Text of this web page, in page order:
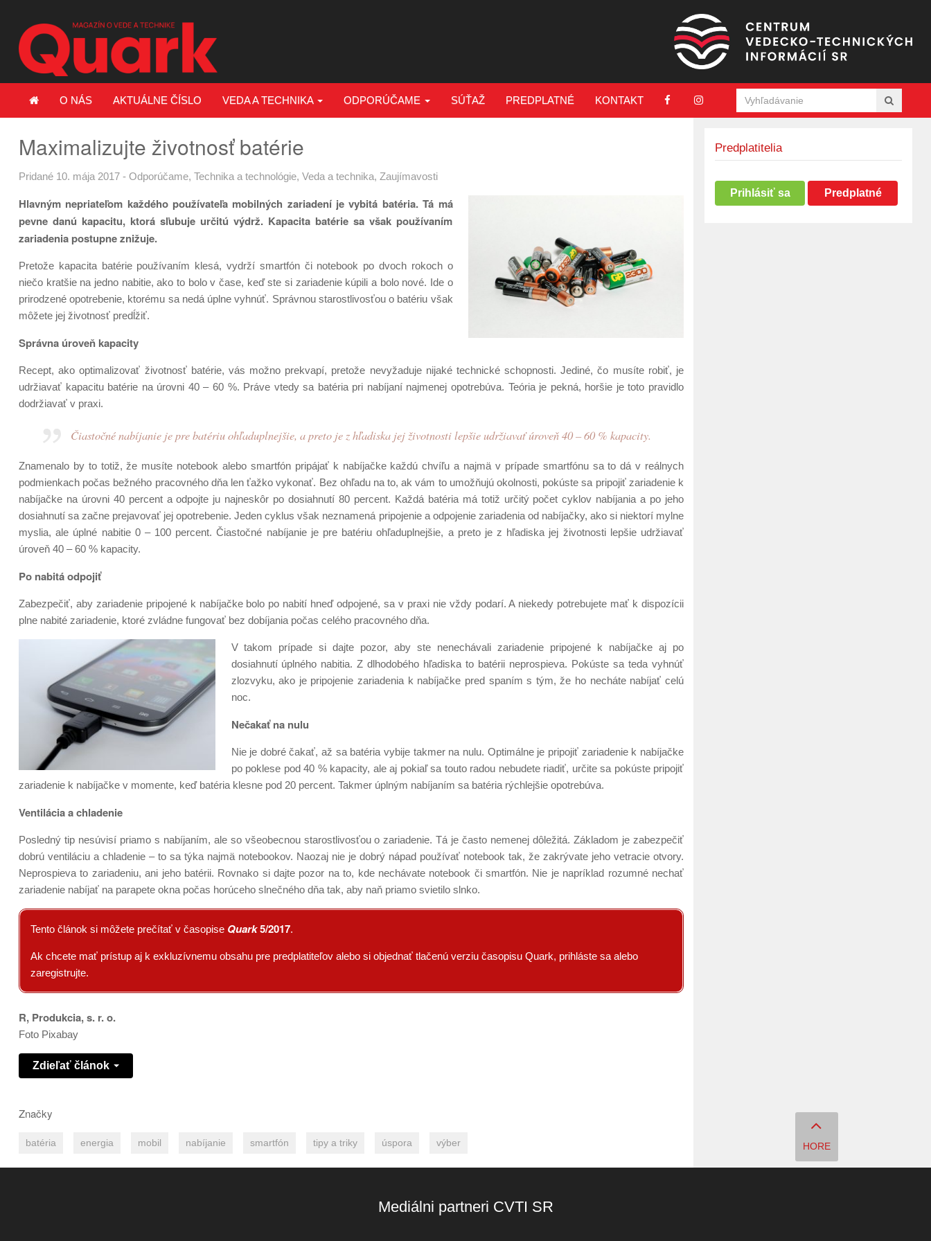
O NÁS AKTUÁLNE ČÍSLO VEDA A TECHNIKA ODPORÚČAME SÚŤAŽ PREDPLATNÉ KONTAKT
Maximalizujte životnosť batérie
Pridané 10. mája 2017 - Odporúčame, Technika a technológie, Veda a technika, Zaujímavosti
Hlavným nepriateľom každého používateľa mobilných zariadení je vybitá batéria. Tá má
pevne danú kapacitu, ktorá sľubuje určitú výdrž. Kapacita batérie sa však používaním
zariadenia postupne znižuje.
Pretože kapacita batérie používaním klesá, vydrží smartfón či notebook po dvoch rokoch o
niečo kratšie na jedno nabitie, ako to bolo v čase, keď ste si zariadenie kúpili a bolo nové. Ide o
prirodzené opotrebenie, ktorému sa nedá úplne vyhnúť. Správnou starostlivosťou o batériu však
môžete jej životnosť predĺžiť.
Správna úroveň kapacity
Recept, ako optimalizovať životnosť batérie, vás možno prekvapí, pretože nevyžaduje nijaké technické schopnosti. Jediné, čo musíte robiť, je
udržiavať kapacitu batérie na úrovni 40 – 60 %. Práve vtedy sa batéria pri nabíjaní najmenej opotrebúva. Teória je pekná, horšie je toto pravidlo
dodržiavať v praxi.
Čiastočné nabíjanie je pre batériu ohľaduplnejšie, a preto je z hľadiska jej životnosti lepšie udržiavať úroveň 40 – 60 % kapacity.
Znamenalo by to totiž, že musíte notebook alebo smartfón pripájať k nabíjačke každú chvíľu a najmä v prípade smartfónu sa to dá v reálnych
podmienkach počas bežného pracovného dňa len ťažko vykonať. Bez ohľadu na to, ak vám to umožňujú okolnosti, pokúste sa pripojiť zariadenie k
nabíjačke na úrovni 40 percent a odpojte ju najneskôr po dosiahnutí 80 percent. Každá batéria má totiž určitý počet cyklov nabíjania a po jeho
dosiahnutí sa začne prejavovať jej opotrebenie. Jeden cyklus však neznamená pripojenie a odpojenie zariadenia od nabíjačky, ako si niektorí mylne
myslia, ale úplné nabitie 0 – 100 percent. Čiastočné nabíjanie je pre batériu ohľaduplnejšie, a preto je z hľadiska jej životnosti lepšie udržiavať
úroveň 40 – 60 % kapacity.
Po nabitá odpojiť
Zabezpečiť, aby zariadenie pripojené k nabíjačke bolo po nabití hneď odpojené, sa v praxi nie vždy podarí. A niekedy potrebujete mať k dispozícii
plne nabité zariadenie, ktoré zvládne fungovať bez dobíjania počas celého pracovného dňa.
V takom prípade si dajte pozor, aby ste nenechávali zariadenie pripojené k nabíjačke aj po
dosiahnutí úplného nabitia. Z dlhodobého hľadiska to batérii neprospieva. Pokúste sa teda vyhnúť
zlozvyku, ako je pripojenie zariadenia k nabíjačke pred spaním s tým, že ho necháte nabíjať celú
noc.
Nečakať na nulu
Nie je dobré čakať, až sa batéria vybije takmer na nulu. Optimálne je pripojiť zariadenie k nabíjačke
po poklese pod 40 % kapacity, ale aj pokiaľ sa touto radou nebudete riadiť, určite sa pokúste pripojiť
zariadenie k nabíjačke v momente, keď batéria klesne pod 20 percent. Takmer úplným nabíjaním sa batéria rýchlejšie opotrebúva.
Ventilácia a chladenie
Posledný tip nesúvisí priamo s nabíjaním, ale so všeobecnou starostlivosťou o zariadenie. Tá je často nemenej dôležitá. Základom je zabezpečiť
dobrú ventiláciu a chladenie – to sa týka najmä notebookov. Naozaj nie je dobrý nápad používať notebook tak, že zakrývate jeho vetracie otvory.
Neprospieva to zariadeniu, ani jeho batérii. Rovnako si dajte pozor na to, kde nechávate notebook či smartfón. Nie je napríklad rozumné nechať
zariadenie nabíjať na parapete okna počas horúceho slnečného dňa tak, aby naň priamo svietilo slnko.
Tento článok si môžete prečítať v časopise Quark5/2017.
Ak chcete mať prístup aj k exkluzívnemu obsahu pre predplatiteľov alebo si objednať tlačenú verziu časopisu Quark, prihláste sa alebo
zaregistrujte.
R, Produkcia, s. r. o.
Foto Pixabay
Zdieľať článok
Značky
batéria energia mobil nabíjanie smartfón tipy a triky úspora výber
Predplatitelia
Prihlásiť sa Predplatné
HORE
Mediálni partneri CVTI SR